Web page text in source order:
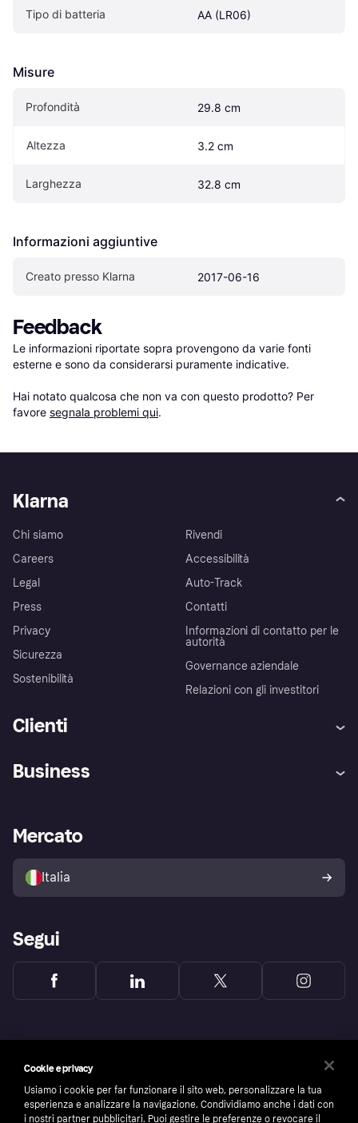
Tipo di batteria AA (LR06)
Misure
Profondità 29.8 cm
Altezza 3.2 cm
Larghezza 32.8 cm
Informazioni aggiuntive
Creato presso Klarna 2017-06-16
Feedback
Le informazioni riportate sopra provengono da varie fonti
esterne e sono da considerarsi puramente indicative.
Hai notato qualcosa che non va con questo prodotto? Per
favore segnala problemi qui.
Klarna
Chi siamo
Careers
Legal
Press
Privacy
Sicurezza
Sostenibilità
Rivendi
Accessibilità
Auto-Track
Contatti
Informazioni di contatto per le
autorità
Governance aziendale
Relazioni con gli investitori
Clienti
Assistenza
Esplora i negozi
Politica di protezione
dell'acquirente Klarna
Business
Accesso aziende
Mercato
Italia
Segui
Cookie e privacy
Usiamo i cookie per far funzionare il sito web, personalizzare la tua
esperienza e analizzare la navigazione. Condividiamo anche i dati con
i nostri partner pubblicitari. Puoi gestire le preferenze o revocare il